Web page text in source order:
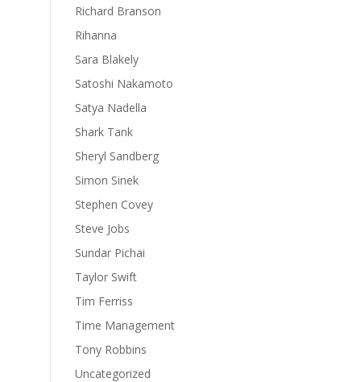
Richard Branson
Rihanna
Sara Blakely
Satoshi Nakamoto
Satya Nadella
Shark Tank
Sheryl Sandberg
Simon Sinek
Stephen Covey
Steve Jobs
Sundar Pichai
Taylor Swift
Tim Ferriss
Time Management
Tony Robbins
Uncategorized